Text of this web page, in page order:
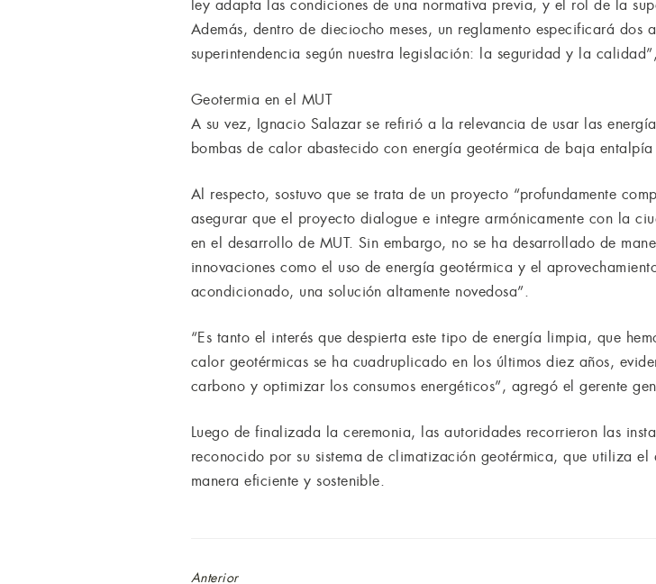
ley adapta las condiciones de una normativa previa, y el rol de la
Además, dentro de dieciocho meses, un reglamento especificará
superintendencia según nuestra legislación: la seguridad y la
Geotermia en el MUT
A su vez, Ignacio Salazar se refirió a la relevancia de usar las
bombas de calor abastecido con energía geotérmica de baja
Al respecto, sostuvo que se trata de un proyecto “profundamente
asegurar que el proyecto dialogue e integre armónicamente con la
en el desarrollo de MUT. Sin embargo, no se ha desarrollado de
innovaciones como el uso de energía geotérmica y el
acondicionado, una solución altamente novedosa”.
“Es tanto el interés que despierta este tipo de energía limpia, que
calor geotérmicas se ha cuadruplicado en los últimos diez años,
carbono y optimizar los consumos energéticos”, agregó el gerente
Luego de finalizada la ceremonia, las autoridades recorrieron las
reconocido por su sistema de climatización geotérmica, que utiliza
manera eficiente y sostenible.
Anterior